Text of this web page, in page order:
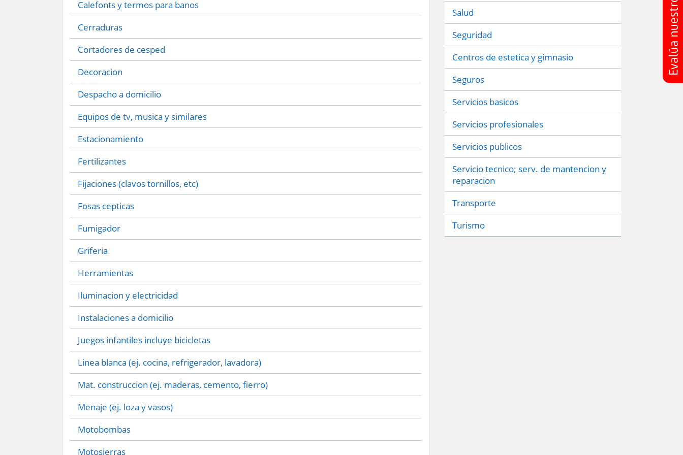
Calefonts y termos para banos
Cerraduras
Cortadores de cesped
Decoracion
Despacho a domicilio
Equipos de tv, musica y similares
Estacionamiento
Fertilizantes
Fijaciones (clavos tornillos, etc)
Fosas cepticas
Fumigador
Griferia
Herramientas
Iluminacion y electricidad
Instalaciones a domicilio
Juegos infantiles incluye bicicletas
Linea blanca (ej. cocina, refrigerador, lavadora)
Mat. construccion (ej. maderas, cemento, fierro)
Menaje (ej. loza y vasos)
Motobombas
Motosierras
Salud
Seguridad
Centros de estetica y gimnasio
Seguros
Servicios basicos
Servicios profesionales
Servicios publicos
Servicio tecnico; serv. de mantencion y
reparacion
Transporte
Turismo